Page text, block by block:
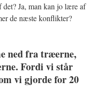
Ja, man kan jo lære af
de næste konflikter?
ned fra træerne,
Fordi vi står
vi gjorde for 20